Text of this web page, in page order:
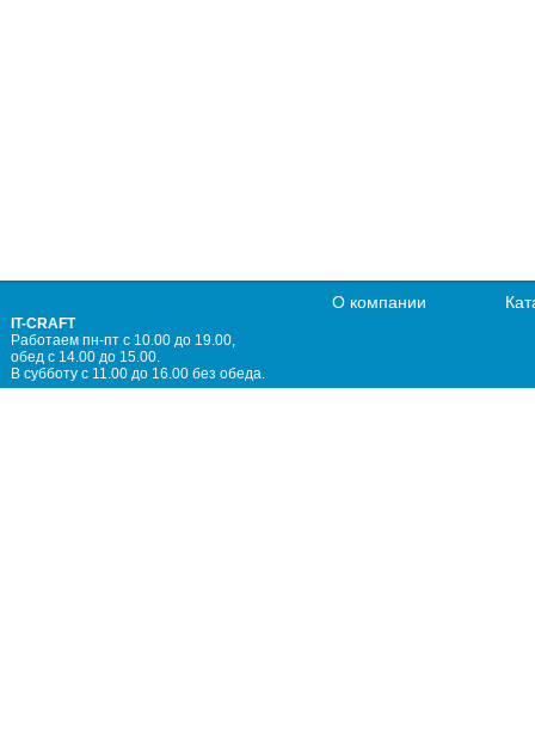
IT-CRAFT
Работаем пн-пт с 10.00 до 19.00,
обед с 14.00 до 15.00.
В субботу с 11.00 до 16.00 без обеда.
О компании